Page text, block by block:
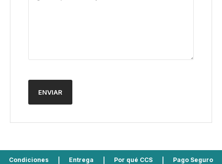
Condiciones Entrega Por qué CCS Pago Seguro